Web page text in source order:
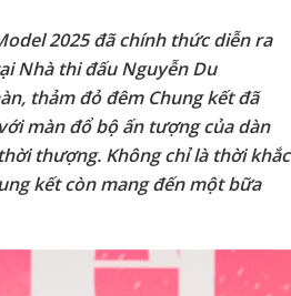
2025 đã chính thức diễn ra
Nhà thi đấu Nguyễn Du
thảm đỏ đêm Chung kết đã
màn đổ bộ ấn tượng của dàn
thượng. Không chỉ là thời khắc
kết còn mang đến một bữa